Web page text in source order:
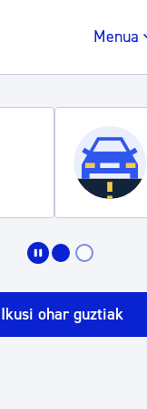
Menua
Ikusi ohar guztiak